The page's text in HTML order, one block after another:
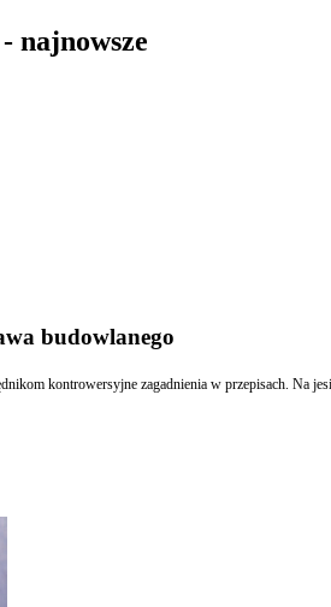
najnowsze
budowlanego
kontrowersyjne zagadnienia w przepisach.